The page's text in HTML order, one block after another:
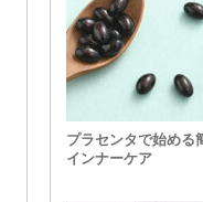
プラセンタで始める
インナーケア